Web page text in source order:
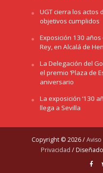
UGT cierra los actos
objetivos cumplidos
Exposición 130
Rey, en Alcalá de
La Delegación del
el premio ‘Plaza de
aniversario
La exposición ‘130
llega a Sevilla
Copyright © 2026 /Aviso
Privacidad /